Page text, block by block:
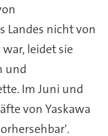
Landes nicht von
leidet sie
und
Im Juni und
von Yaskawa